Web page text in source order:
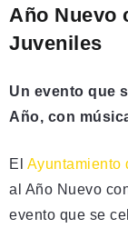
Año Nuevo
Juveniles
Un evento que
Año, con
El Ayuntamiento
al Año Nuevo
evento que se